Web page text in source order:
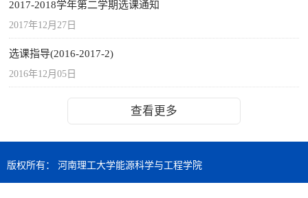
2017-2018学年第二学期选课通知
2017年12月27日
选课指导(2016-2017-2)
2016年12月05日
查看更多
版权所有： 河南理工大学能源科学与工程学院